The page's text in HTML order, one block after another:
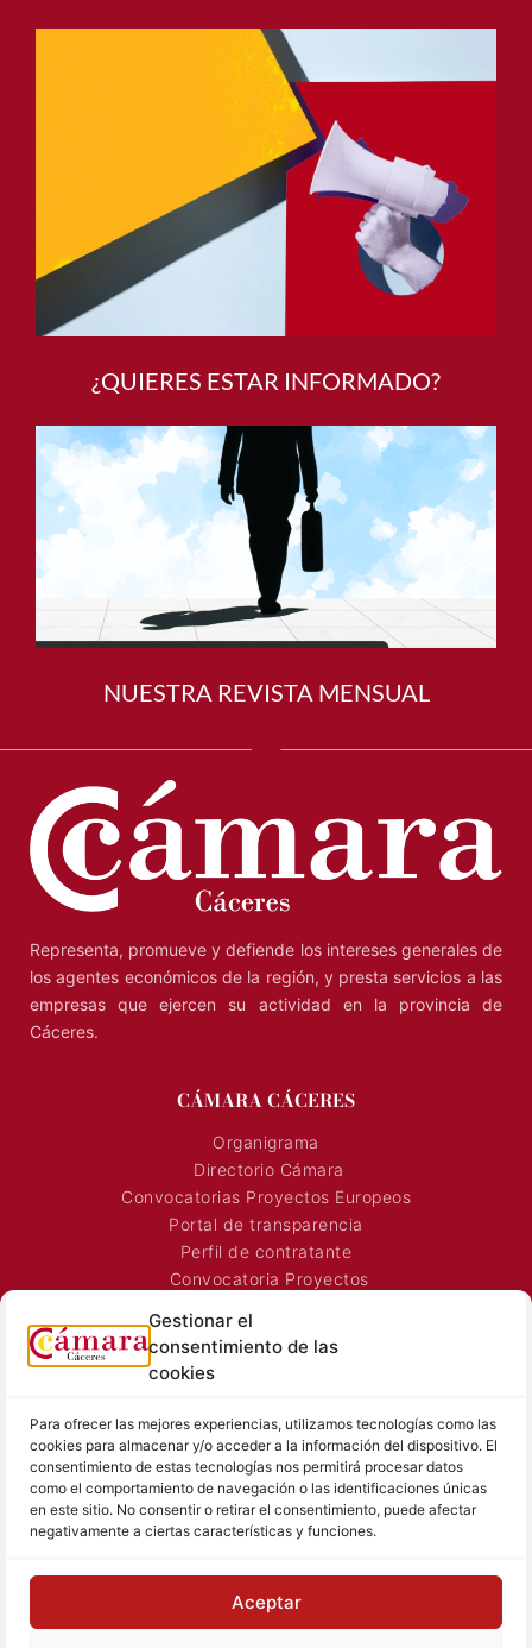
Gestionar el
consentimiento de las
cookies
Para ofrecer las mejores experiencias, utilizamos tecnologías como las
cookies para almacenar y/o acceder a la información del dispositivo. El
consentimiento de estas tecnologías nos permitirá procesar datos
como el comportamiento de navegación o las identificaciones únicas
en este sitio. No consentir o retirar el consentimiento, puede afectar
negativamente a ciertas características y funciones.
Aceptar
¿QUIERES ESTAR INFORMADO?
NUESTRA REVISTA MENSUAL
Representa, promueve y defiende los intereses generales de
los agentes económicos de la región, y presta servicios a las
empresas que ejercen su actividad en la provincia de
Cáceres.
CÁMARA CÁCERES
Organigrama
Directorio Cámara
Convocatorias Proyectos Europeos
Portal de transparencia
Perfil de contratante
Convocatoria Proyectos
Horarios Comerciales
Señalización Comercial
SALA DE PRENSA
Noticias Cámara
Sala de prensa
Hemeroteca
Memoria
TEXTOS LEGALES
Aviso Legal
Política de Privacidad
Política de Cookies